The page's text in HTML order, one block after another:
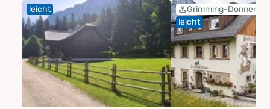
leicht
Grimming-
leicht